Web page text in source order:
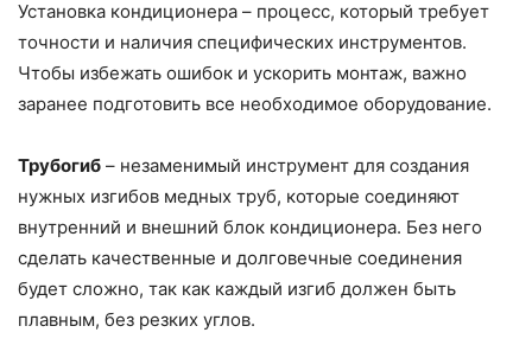
Установка кондиционера – процесс, который требует
точности и наличия специфических инструментов.
Чтобы избежать ошибок и ускорить монтаж, важно
заранее подготовить все необходимое оборудование.
Трубогиб – незаменимый инструмент для создания
нужных изгибов медных труб, которые соединяют
внутренний и внешний блок кондиционера. Без него
сделать качественные и долговечные соединения
будет сложно, так как каждый изгиб должен быть
плавным, без резких углов.